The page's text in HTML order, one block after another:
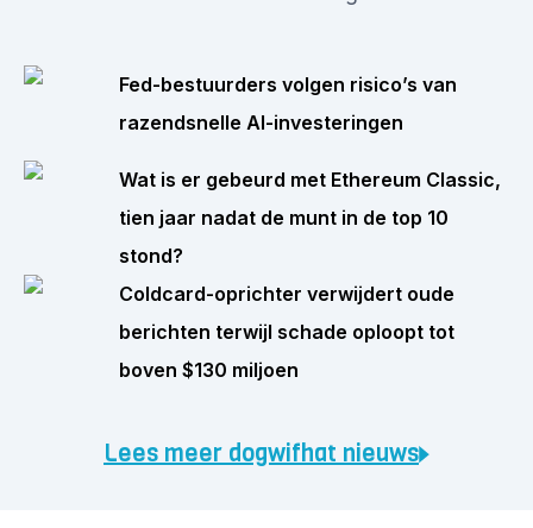
Fed-bestuurders volgen risico’s van
razendsnelle AI-investeringen
Wat is er gebeurd met Ethereum Classic,
tien jaar nadat de munt in de top 10
stond?
Coldcard-oprichter verwijdert oude
berichten terwijl schade oploopt tot
boven $130 miljoen
Lees meer dogwifhat nieuws